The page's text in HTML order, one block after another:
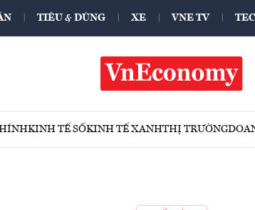
TIÊU & DÙNG XE VNE TV
KINH TẾ SỐKINH TẾ XANHTHỊ TRƯỜNG